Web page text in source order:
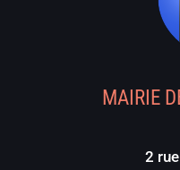
MAIRIE
2